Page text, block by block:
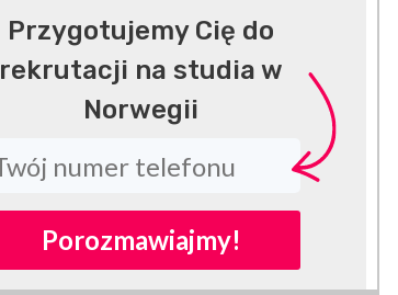
Przygotujemy Cię do
rekrutacji na studia w
Norwegii
Porozmawiajmy!